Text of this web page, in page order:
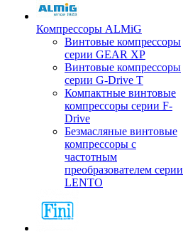
Компрессоры ALMiG
Винтовые компрессоры
серии GEAR XP
Винтовые компрессоры
серии G-Drive T
Компактные винтовые
компрессоры серии F-
Drive
Безмасляные винтовые
компрессоры с
частотным
преобразователем серии
LENTO